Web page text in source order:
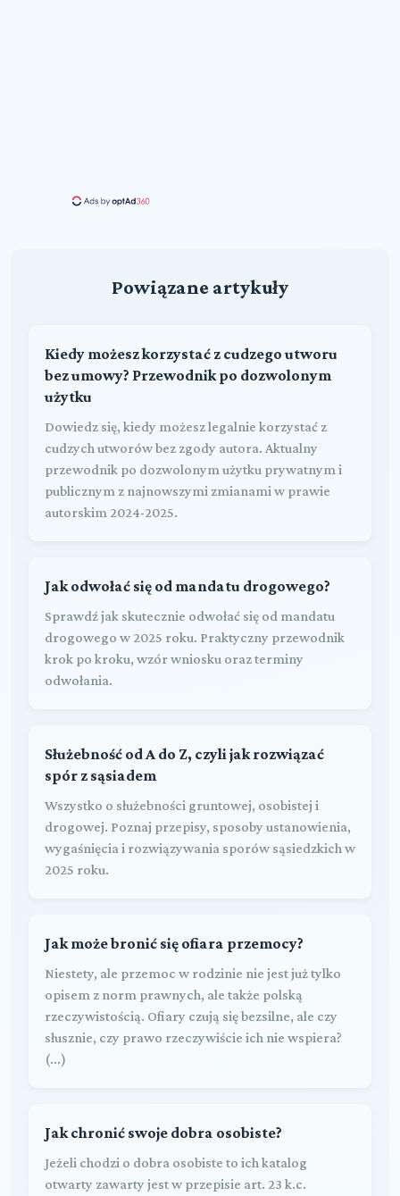
Powiązane artykuły
Kiedy możesz korzystać z cudzego utworu
bez umowy? Przewodnik po dozwolonym
użytku
Dowiedz się, kiedy możesz legalnie korzystać z
cudzych utworów bez zgody autora. Aktualny
przewodnik po dozwolonym użytku prywatnym i
publicznym z najnowszymi zmianami w prawie
autorskim 2024-2025.
Jak odwołać się od mandatu drogowego?
Sprawdź jak skutecznie odwołać się od mandatu
drogowego w 2025 roku. Praktyczny przewodnik
krok po kroku, wzór wniosku oraz terminy
odwołania.
Służebność od A do Z, czyli jak rozwiązać
spór z sąsiadem
Wszystko o służebności gruntowej, osobistej i
drogowej. Poznaj przepisy, sposoby ustanowienia,
wygaśnięcia i rozwiązywania sporów sąsiedzkich w
2025 roku.
Jak może bronić się ofiara przemocy?
Niestety, ale przemoc w rodzinie nie jest już tylko
opisem z norm prawnych, ale także polską
rzeczywistością. Ofiary czują się bezsilne, ale czy
słusznie, czy prawo rzeczywiście ich nie wspiera?
(...)
Jak chronić swoje dobra osobiste?
Jeżeli chodzi o dobra osobiste to ich katalog
otwarty zawarty jest w przepisie art. 23 k.c.